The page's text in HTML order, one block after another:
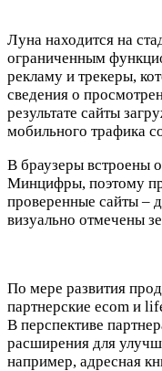
Луна находится на
ограниченным
рекламу и трекеры,
сведения о
результате сайты
мобильного трафика
В браузеры встроены
Минцифры, поэтому
проверенные сайты –
визуально отмечены
По мере развития
партнерские ecom и
В перспективе
расширения для
например, адресная